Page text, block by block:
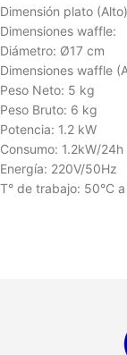
Dimensión plato
Dimensiones waffle:
Diámetro: Ø17 cm
Dimensiones waffle
Peso Neto: 5 kg
Peso Bruto: 6 kg
Potencia: 1.2 kW
Consumo: 1.2kW/24h
Energía: 220V/50Hz
T° de trabajo: 50°C